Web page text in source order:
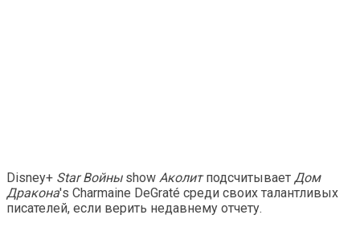
Disney+ Star Войны show Аколитподсчитывает Дом
Дракона's Charmaine DeGraté среди своих талантливых
писателей, если верить недавнему отчету.